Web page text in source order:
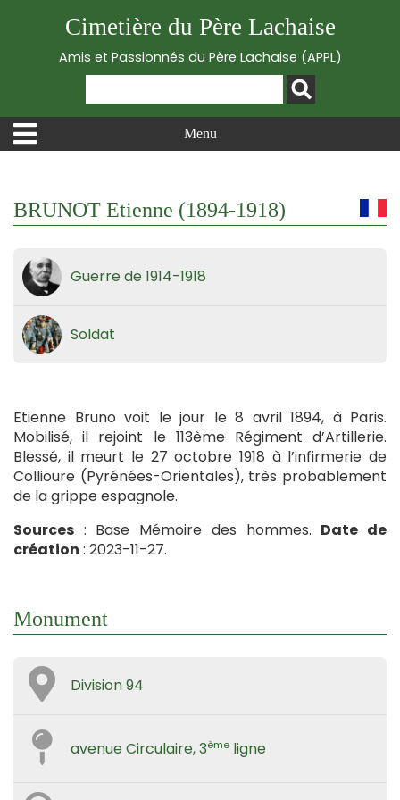
Cimetière du Père Lachaise
Amis et Passionnés du Père Lachaise (APPL)
Menu
BRUNOT Etienne (1894-1918)
Guerre de 1914-1918
Soldat
Etienne Bruno voit le jour le 8 avril 1894, à Paris.
Mobilisé, il rejoint le 113ème Régiment d’Artillerie.
Blessé, il meurt le 27 octobre 1918 à l’infirmerie de
Collioure (Pyrénées-Orientales), très probablement
de la grippe espagnole.
Sources : Base Mémoire des hommes. Date de
création : 2023-11-27.
Monument
Division 94
avenue Circulaire, 3ème ligne